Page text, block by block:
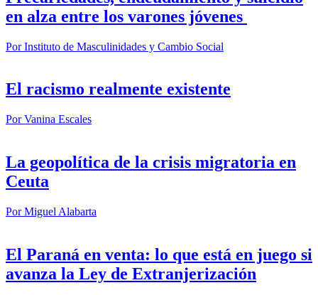
en alza entre los varones jóvenes
PorInstituto de Masculinidades y Cambio Social
El racismo realmente existente
PorVanina Escales
La geopolítica de la crisis migratoria en
Ceuta
PorMiguel Alabarta
El Paraná en venta: lo que está en juego si
avanza la Ley de Extranjerización